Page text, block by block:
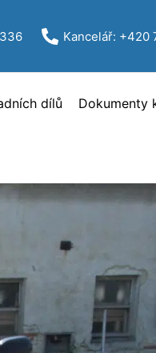
Kancelář: +420
dílů Dokumenty